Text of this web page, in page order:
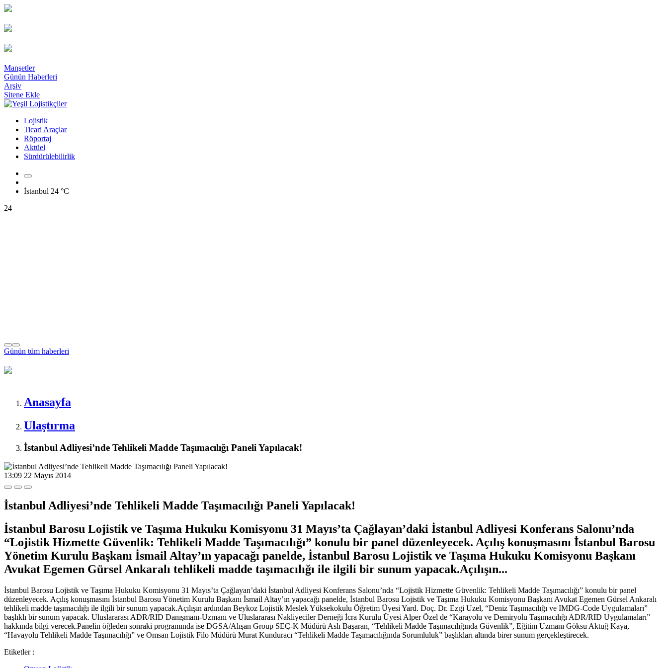
Manşetler
Günün Haberleri
Arşiv
Sitene Ekle
Lojistik
Ticari Araçlar
Röportaj
Aktüel
Sürdürülebilirlik
İstanbul 24 °C
24
Günün tüm haberleri
Anasayfa
Ulaştırma
İstanbul Adliyesi’nde Tehlikeli Madde Taşımacılığı Paneli Yapılacak!
13:09 22 Mayıs 2014
İstanbul Adliyesi’nde Tehlikeli Madde Taşımacılığı Paneli Yapılacak!
İstanbul Barosu Lojistik ve Taşıma Hukuku Komisyonu 31 Mayıs’ta Çağlayan’daki İstanbul Adliyesi Konferans Salonu’nda
“Lojistik Hizmette Güvenlik: Tehlikeli Madde Taşımacılığı” konulu bir panel düzenleyecek. Açılış konuşmasını İstanbul Barosu
Yönetim Kurulu Başkanı İsmail Altay’ın yapacağı panelde, İstanbul Barosu Lojistik ve Taşıma Hukuku Komisyonu Başkanı
Avukat Egemen Gürsel Ankaralı tehlikeli madde taşımacılığı ile ilgili bir sunum yapacak.Açılışın...
İstanbul Barosu Lojistik ve Taşıma Hukuku Komisyonu 31 Mayıs’ta Çağlayan’daki İstanbul Adliyesi Konferans Salonu’nda “Lojistik Hizmette Güvenlik: Tehlikeli Madde Taşımacılığı” konulu bir panel
düzenleyecek. Açılış konuşmasını İstanbul Barosu Yönetim Kurulu Başkanı İsmail Altay’ın yapacağı panelde, İstanbul Barosu Lojistik ve Taşıma Hukuku Komisyonu Başkanı Avukat Egemen Gürsel Ankaralı
tehlikeli madde taşımacılığı ile ilgili bir sunum yapacak.Açılışın ardından Beykoz Lojistik Meslek Yüksekokulu Öğretim Üyesi Yard. Doç. Dr. Ezgi Uzel, “Deniz Taşımacılığı ve IMDG-Code Uygulamaları”
başlıklı bir sunum yapacak. Uluslararası ADR/RID Danışmanı-Uzmanı ve Uluslararası Nakliyeciler Derneği İcra Kurulu Üyesi Alper Özel de “Karayolu ve Demiryolu Taşımacılığı ADR/RID Uygulamaları”
hakkında bilgi verecek.Panelin öğleden sonraki programında ise DGSA/Alışan Group SEÇ-K Müdürü Aslı Başaran, “Tehlikeli Madde Taşımacılığında Güvenlik”, Eğitim Uzmanı Göksu Aktuğ Kaya,
“Havayolu Tehlikeli Madde Taşımacılığı” ve Omsan Lojistik Filo Müdürü Murat Kunduracı “Tehlikeli Madde Taşımacılığında Sorumluluk” başlıkları altında birer sunum gerçekleştirecek.
Etiketler :